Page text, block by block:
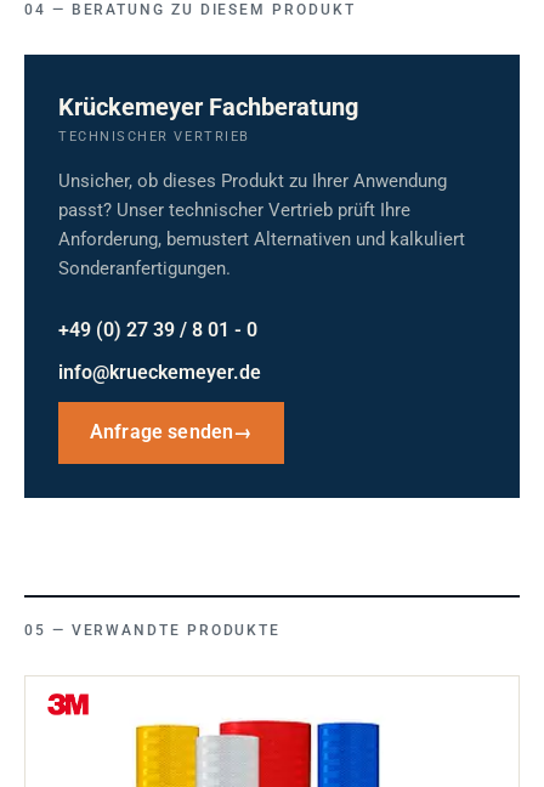
BERATUNG ZU DIESEM PRODUKT
Krückemeyer Fachberatung
TECHNISCHER VERTRIEB
Unsicher, ob dieses Produkt zu Ihrer Anwendung
passt? Unser technischer Vertrieb prüft Ihre
Anforderung, bemustert Alternativen und kalkuliert
Sonderanfertigungen.
+49 (0) 27 39 / 8 01 - 0
info@krueckemeyer.de
Anfrage senden→
VERWANDTE PRODUKTE